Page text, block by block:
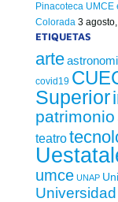
Pinacoteca
Colorada 3
ETIQUETAS
arte
covid19
Superior
patrimonio
teatro
umce UNAP